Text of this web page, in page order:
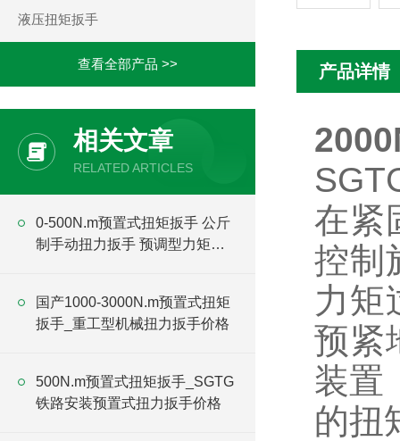
液压扭矩扳手
查看全部产品 >>
相关文章
RELATED ARTICLES
0-500N.m预置式扭矩扳手 公斤
制手动扭力扳手 预调型力矩扳
国产1000-3000N.m预置式扭矩
扳手_重工型机械扭力扳手价格
500N.m预置式扭矩扳手_SGTG
铁路安装预置式扭力扳手价格
产品详情
在紧
控制
力矩
预紧
装置
的扭